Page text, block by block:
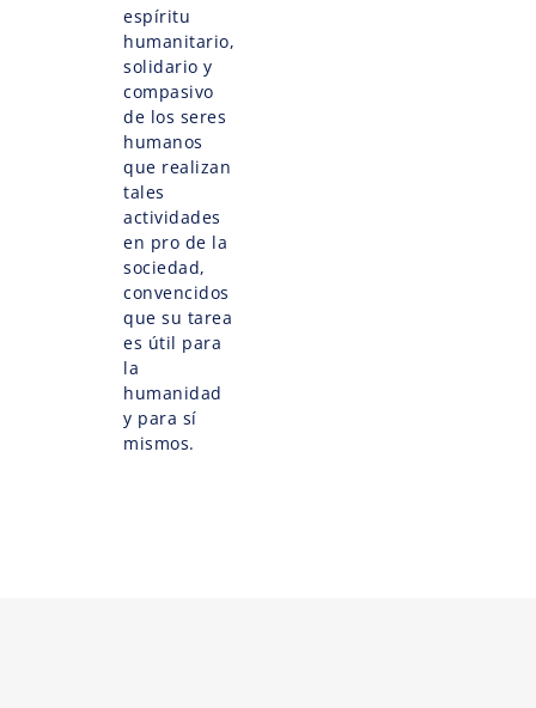
espíritu
humanitario,
solidario y
compasivo
de los seres
humanos
que realizan
tales
actividades
en pro de la
sociedad,
convencidos
que su tarea
es útil para
la
humanidad
y para sí
mismos.